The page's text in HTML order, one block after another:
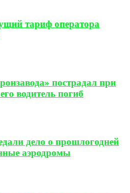
тариф оператора
пострадал при
водитель погиб
дело о прошлогодней
аэродромы